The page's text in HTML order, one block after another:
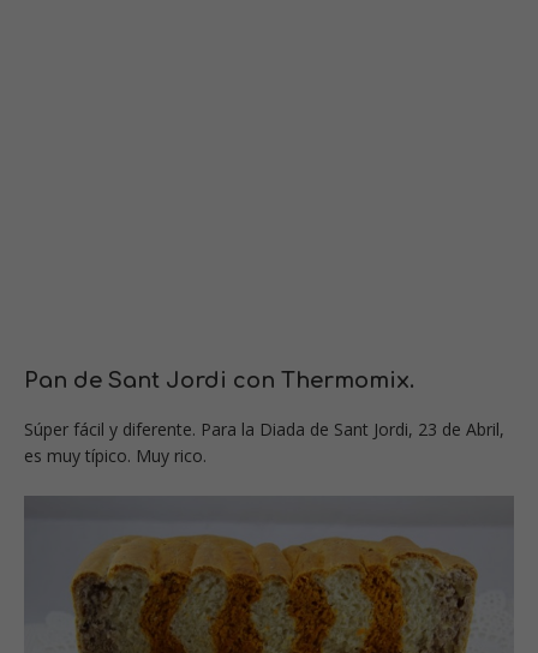
Pan de Sant Jordi con Thermomix.
Súper fácil y diferente. Para la Diada de Sant Jordi, 23 de Abril,
es muy típico. Muy rico.